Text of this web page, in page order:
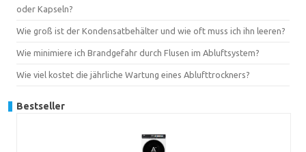
oder Kapseln?
Wie groß ist der Kondensatbehälter und wie oft muss ich ihn leeren?
Wie minimiere ich Brandgefahr durch Flusen im Abluftsystem?
Wie viel kostet die jährliche Wartung eines Ablufttrockners?
Bestseller